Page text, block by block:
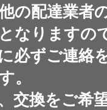
の配達業者
なりますの
必ずご連絡
。
交換をご希